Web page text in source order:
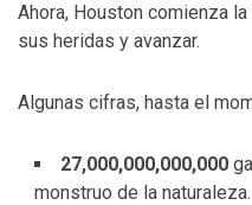
Ahora, Houston comienza
sus heridas y avanzar.
Algunas cifras, hasta el
27,000,000,000,000
monstruo de la